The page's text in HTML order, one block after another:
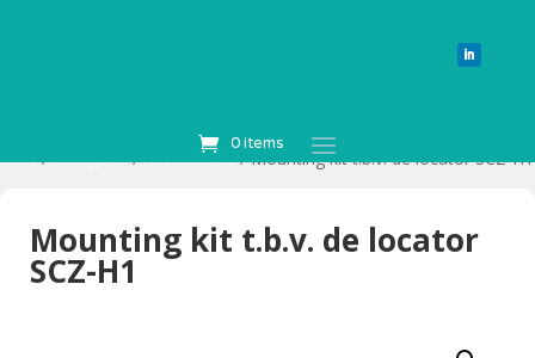
0 items
Start/Categorie/Accessoires/ Mounting kit t.b.v. de locator SCZ-H1
Mounting kit t.b.v. de locator
SCZ-H1